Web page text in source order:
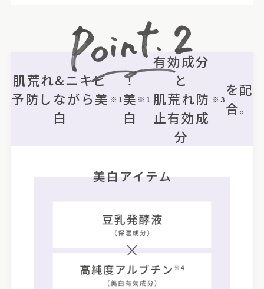
肌荒れ&ニキビ
予防しながら美
白
※1
！
美
白
※1
有効成分
と
肌荒れ防
止有効成
分
※3
を配
合。